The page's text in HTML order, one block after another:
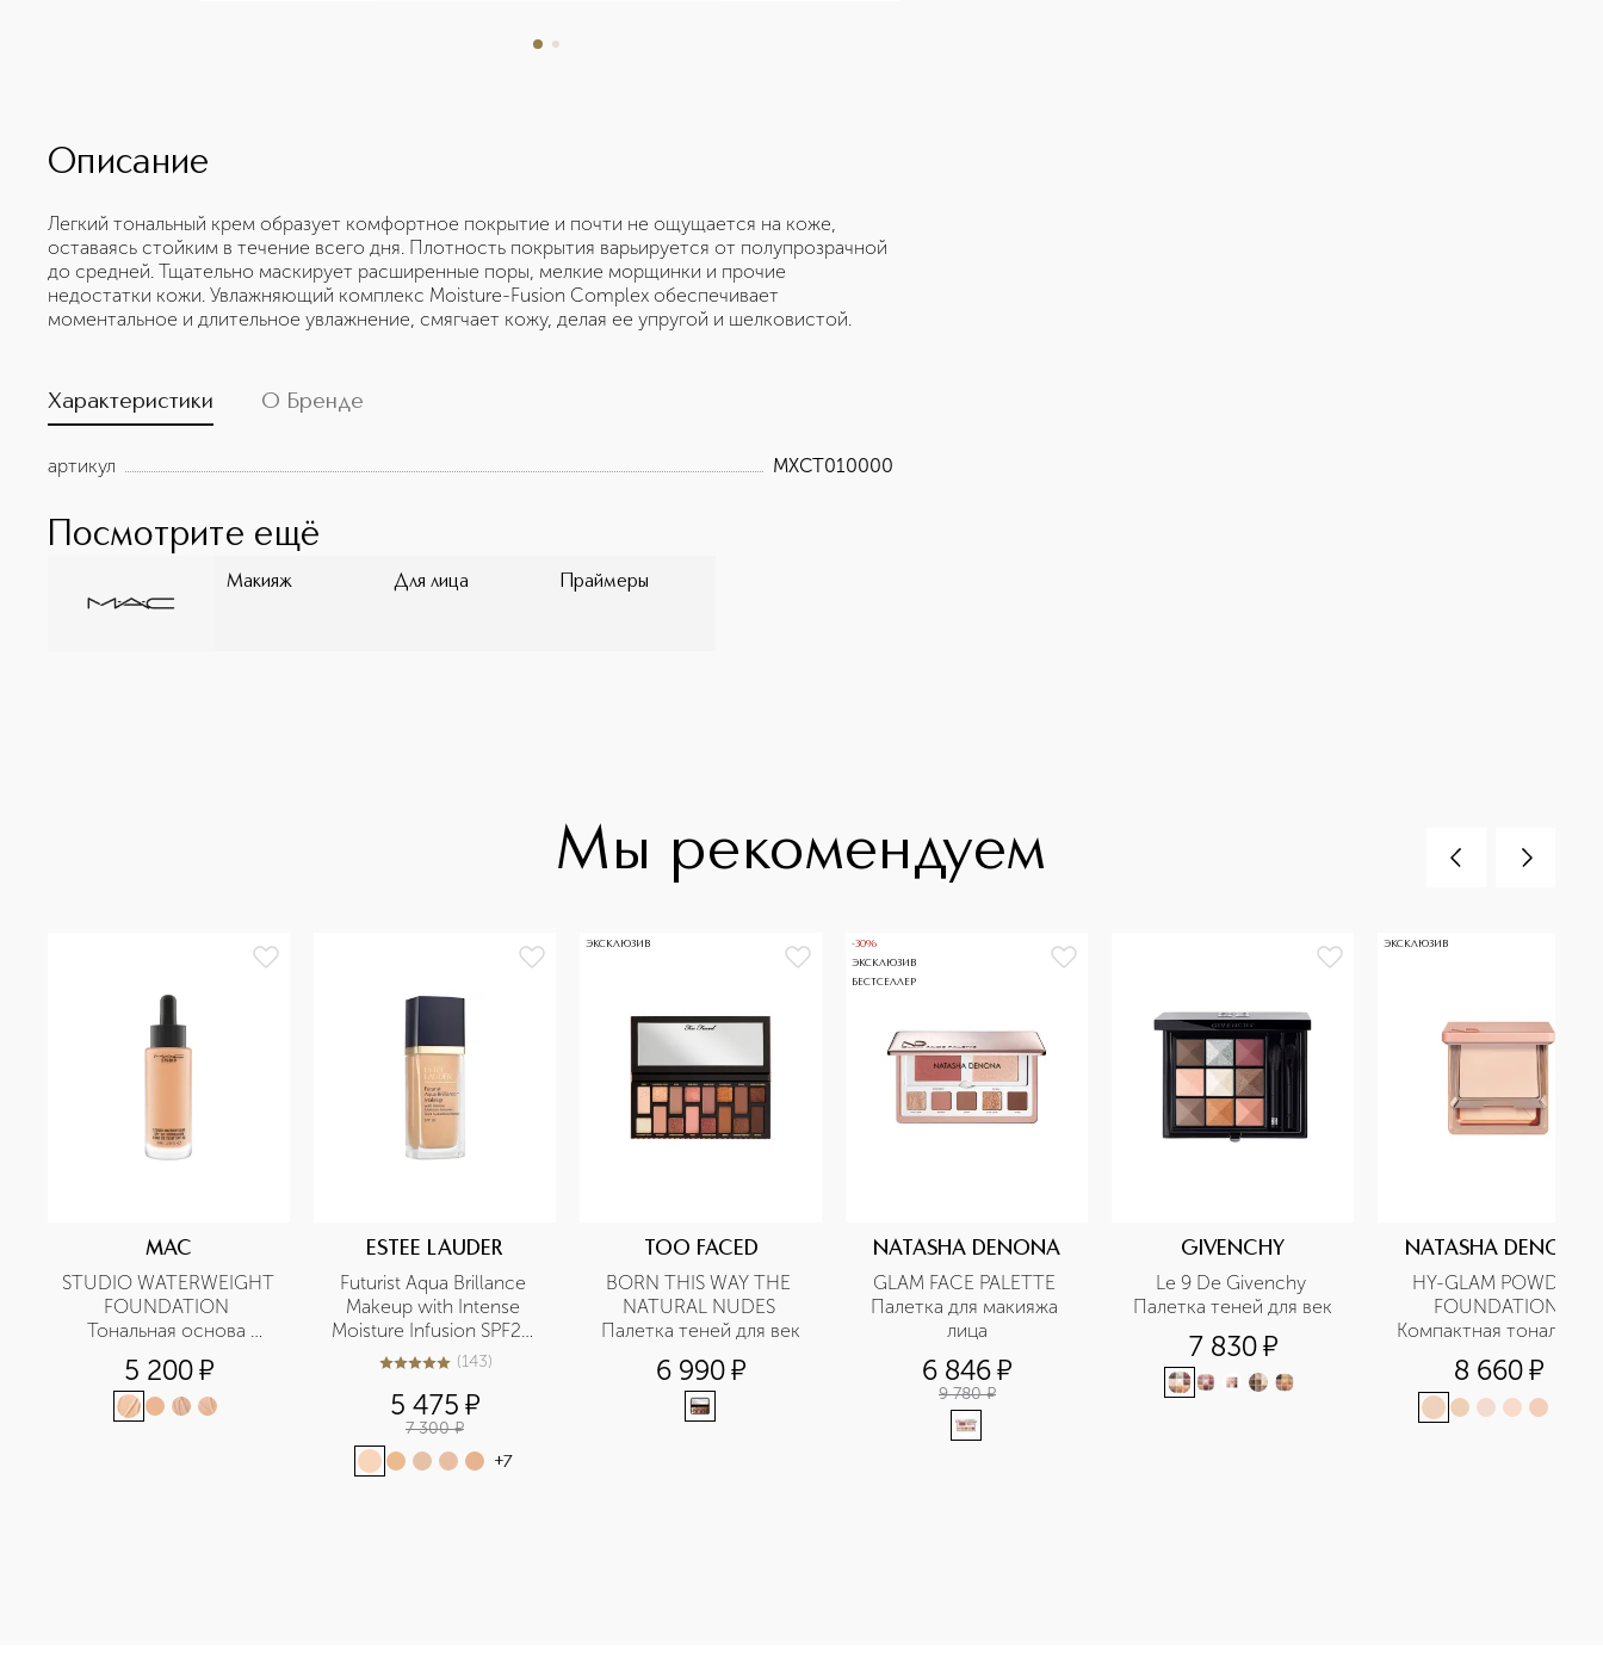
Описание
Легкий тональный крем образует комфортное покрытие и почти не ощущается на коже,
оставаясь стойким в течение всего дня. Плотность покрытия варьируется от полупрозрачной
до средней. Тщательно маскирует расширенные поры, мелкие морщинки и прочие
недостатки кожи. Увлажняющий комплекс Moisture-Fusion Complex обеспечивает
моментальное и длительное увлажнение, смягчает кожу, делая ее упругой и шелковистой.
Характеристики О Бренде
артикул MXCT010000
Посмотрите ещё
Макияж Для лица Праймеры
Мы рекомендуем
MAC
STUDIO WATERWEIGHT
FOUNDATION
Тональная основа
SPF30
5 200¤
ESTEE LAUDER
Futurist Aqua Brillance
Makeup with Intense
Moisture Infusion SPF20
Тональный крем,
SPF20
5из 5143 (143)
5 475 ¤
7 300 ¤
+7
ЭКСКЛЮЗИВ
TOO FACED
BORN THIS WAY THE
NATURAL NUDES
Палетка теней для век
6 990¤
-30%
ЭКСКЛЮЗИВ
БЕСТСЕЛЛЕР
NATASHA DENONA
GLAM FACE PALETTE
Палетка для макияжа
лица
6 846¤
9 780 ¤
GIVENCHY
Le 9 De Givenchy
Палетка теней для век
7 830¤
ЭКСКЛЮЗИВ
NATASHA DENONA
HY-GLAM POWDER
FOUNDATION
Компактная тональная
основа
8 660¤